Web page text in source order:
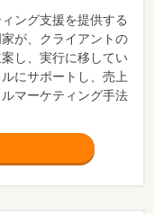
ング支援を提供する
が、クライアントの
し、実行に移してい
にサポートし、売上
マーケティング手法